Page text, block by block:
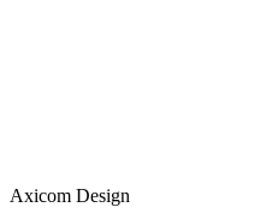
Axicom Design